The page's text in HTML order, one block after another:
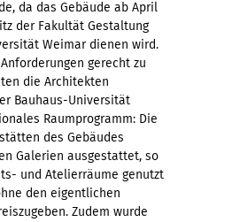
da das Gebäude ab April
der Fakultät Gestaltung
Weimar dienen wird.
gerecht zu
die Architekten
Bauhaus-Universität
Raumprogramm: Die
des Gebäudes
Galerien ausgestattet, so
und Atelierräume genutzt
den eigentlichen
Zudem wurde